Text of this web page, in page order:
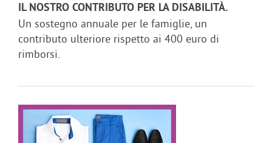
IL NOSTRO CONTRIBUTO PER LA DISABILITÀ.
Un sostegno annuale per le famiglie, un
contributo ulteriore rispetto ai 400 euro di
rimborsi.